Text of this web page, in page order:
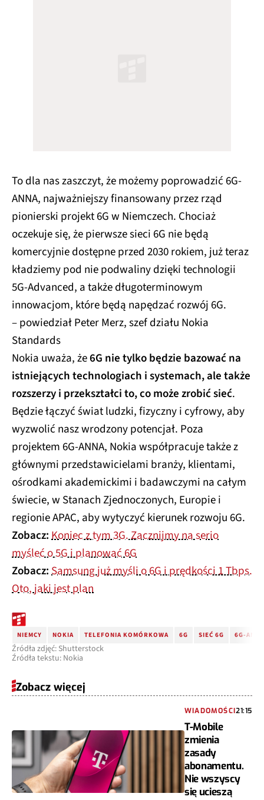
To dla nas zaszczyt, że możemy poprowadzić 6G-
ANNA, najważniejszy finansowany przez rząd
pionierski projekt 6G w Niemczech. Chociaż
oczekuje się, że pierwsze sieci 6G nie będą
komercyjnie dostępne przed 2030 rokiem, już teraz
kładziemy pod nie podwaliny dzięki technologii
5G-Advanced, a także długoterminowym
innowacjom, które będą napędzać rozwój 6G.
– powiedział Peter Merz, szef działu Nokia
Standards
Nokia uważa, że6G nie tylko będzie bazować na
istniejących technologiach i systemach, ale także
rozszerzy i przekształci to, co może zrobić sieć.
Będzie łączyć świat ludzki, fizyczny i cyfrowy, aby
wyzwolić nasz wrodzony potencjał. Poza
projektem 6G-ANNA, Nokia współpracuje także z
głównymi przedstawicielami branży, klientami,
ośrodkami akademickimi i badawczymi na całym
świecie, w Stanach Zjednoczonych, Europie i
regionie APAC, aby wytyczyć kierunek rozwoju 6G.
Zobacz:Koniec z tym 3G. Zacznijmy na serio
myśleć o 5G i planować 6G
Zobacz:Samsung już myśli o 6G i prędkości 1 Tbps.
Oto, jaki jest plan
NIEMCY NOKIA TELEFONIA KOMÓRKOWA 6G SIEĆ 6G 6G-ANNA
Źródła zdjęć: Shutterstock
Źródła tekstu: Nokia
Zobacz więcej
WIADOMOŚCI21:15
T-Mobile
zmienia
zasady
abonamentu.
Nie wszyscy
się ucieszą